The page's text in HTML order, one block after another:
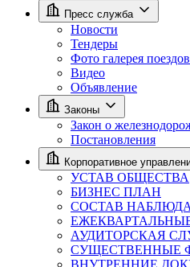
Пресс служба
Новости
Тендеры
Фото галерея
Видео
Объявление
Законы
Закон о
Постановления
Корпоративное
УСТАВ ОБЩЕСТВА
БИЗНЕС ПЛАН
СОСТАВ
АУДИТОРСКАЯ
СУЩЕСТВЕННЫЕ